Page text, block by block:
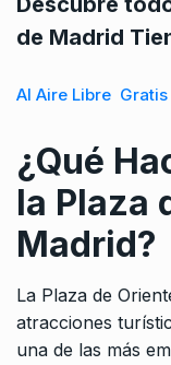
de Madrid
Al Aire Libre Gratis
¿Qué
la Plaza
Madrid?
La Plaza de
atracciones
una de las más